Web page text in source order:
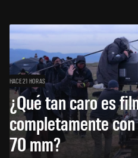
HACE 21 HORAS
¿Qué tan caro es
completamente
70 mm?